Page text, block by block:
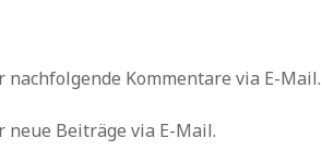
Kommentare via E-Mail.
Beiträge via E-Mail.